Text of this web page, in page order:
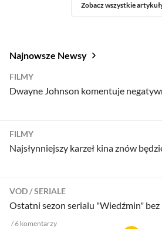
Zobacz wszystkie
Najnowsze Newsy
FILMY
Dwayne Johnson komentuje
FILMY
Najsłynniejszy karzeł kina znów
VOD SERIALE
Ostatni sezon serialu "Wiedźmin"
6 komentarzy